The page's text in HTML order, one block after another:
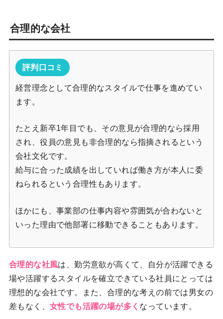
合理的な会社
評判口コミ
経営理念として合理的なスタイルで仕事を進めてい
ます。
たとえ新卒1年目でも、その意見が合理的なら採用
され、役員の意見も非合理的なら指摘されるという
会社文化です。
給与に合った成績を出していれば働き方が本人に委
ねられるという合理性もあります。
ほかにも、事業部の仕事内容や雰囲気が合わないと
いった理由で他部署に移動できることもあります。
合理的な社風は、勤労意欲が高くて、自分が活躍できる
場や活躍するスタイルを確立できている社員にとっては
理想的な会社です。また、合理的な考えの前では男女の
差もなく、 女性でも活躍の場が多く なっています。